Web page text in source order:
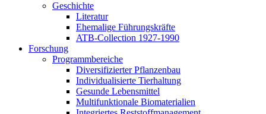
Geschichte
Literatur
Ehemalige Führungskräfte
ATB-Collection 1927-1990
Forschung
Programmbereiche
Diversifizierter Pflanzenbau
Individualisierte Tierhaltung
Gesunde Lebensmittel
Multifunktionale Biomaterialien